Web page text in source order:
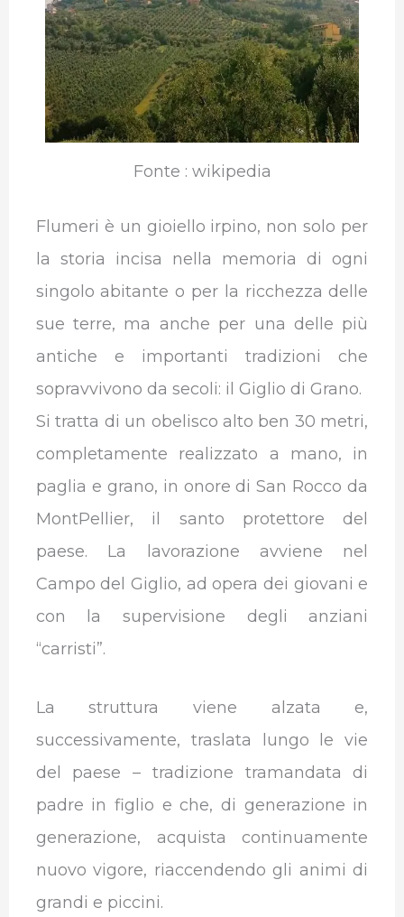
Fonte : wikipedia
Flumeri è un gioiello irpino, non solo per
la storia incisa nella memoria di ogni
singolo abitante o per la ricchezza delle
sue terre, ma anche per una delle più
antiche e importanti tradizioni che
sopravvivono da secoli: il Giglio di Grano.
Si tratta di un obelisco alto ben 30 metri,
completamente realizzato a mano, in
paglia e grano, in onore di San Rocco da
MontPellier, il santo protettore del
paese. La lavorazione avviene nel
Campo del Giglio, ad opera dei giovani e
con la supervisione degli anziani
“carristi”.
La struttura viene alzata e,
successivamente, traslata lungo le vie
del paese – tradizione tramandata di
padre in figlio e che, di generazione in
generazione, acquista continuamente
nuovo vigore, riaccendendo gli animi di
grandi e piccini.